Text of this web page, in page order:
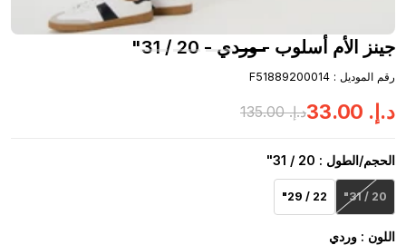
جينز الأم أسلوب - وردي - 20 / 31"
رقم الموديل :
F51889200014
د.إ. 33.00 د.إ.‏
135.00
الحجم/الطول : 20 / 31"
20 / 31"
22 / 29"
اللون : وردي